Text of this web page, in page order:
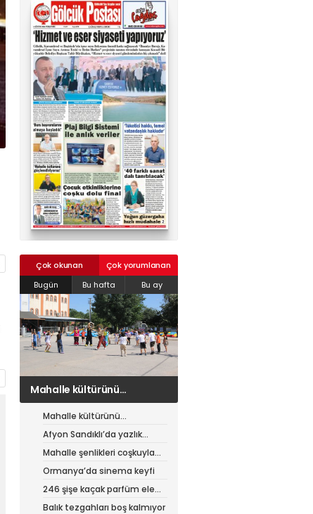
Çok okunan
Çok yorumlanan
Bugün
Bu hafta Bu ay
Afyon Sandıklı’da yazlık
patates hasadı
Mahalle kültürünü
canlandıran şenlik
Afyon Sandıklı’da yazlık
patates hasadı
Mahalle şenlikleri coşkuyla
sürüyor
Ormanya’da sinema keyfi
246 şişe kaçak parfüm ele
geçirildi
Balık tezgahları boş kalmıyor
02624132333
haber@golcukpostasi.com